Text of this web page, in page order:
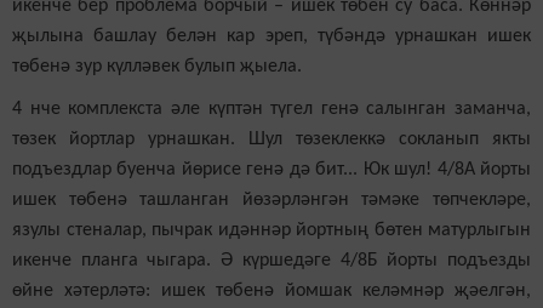
икенче бер проблема борчый – ишек төбен су баса. Көннәр
җылына башлау белән кар эреп, түбәндә урнашкан ишек
төбенә зур күлләвек булып җыела.
4 нче комплекста әле күптән түгел генә салынган заманча,
төзек йортлар урнашкан. Шул төзеклеккә сокланып якты
подъездлар буенча йөрисе генә дә бит... Юк шул! 4/8А йорты
ишек төбенә ташланган йөзәрләнгән тәмәке төпчекләре,
язулы стеналар, пычрак идәннәр йортның бөтен матурлыгын
икенче планга чыгара. Ә күршедәге 4/8Б йорты подъезды
өйне хәтерләтә: ишек төбенә йомшак келәмнәр җәелгән,